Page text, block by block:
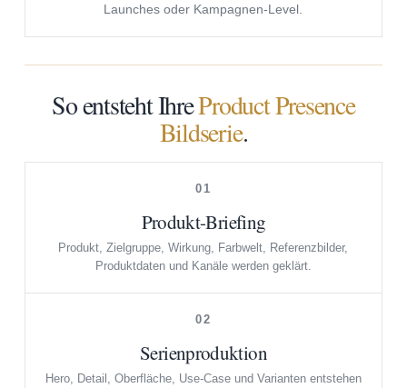
Launches oder Kampagnen-Level.
So entsteht IhreProduct Presence
Bildserie.
01
Produkt-Briefing
Produkt, Zielgruppe, Wirkung, Farbwelt, Referenzbilder,
Produktdaten und Kanäle werden geklärt.
02
Serienproduktion
Hero, Detail, Oberfläche, Use-Case und Varianten entstehen